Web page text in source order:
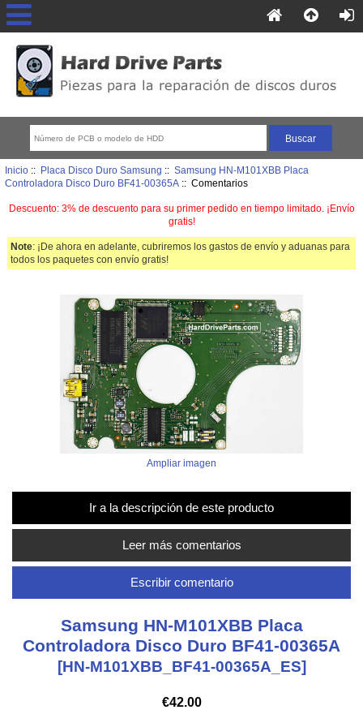
Inicio:: Placa Disco Duro Samsung :: Samsung HN-M101XBB Placa
Controladora Disco Duro BF41-00365A:: Comentarios
Descuento: 3% de descuento para su primer pedido en tiempo limitado. ¡Envío
gratis!
Note: ¡De ahora en adelante, cubriremos los gastos de envío y aduanas para
todos los paquetes con envío gratis!
Ampliar imagen
Ir a la descripción de este producto
Leer más comentarios
Escribir comentario
Samsung HN-M101XBB Placa
Controladora Disco Duro BF41-00365A
[HN-M101XBB_BF41-00365A_ES]
€42.00